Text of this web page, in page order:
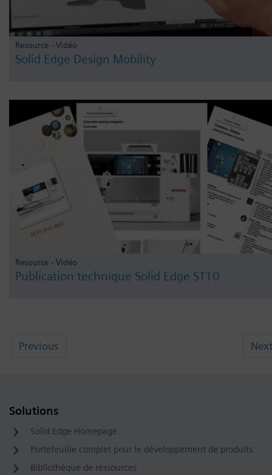
Resource - Vidéo
Solid Edge Design Mobility
Resource - Vidéo
Publication technique Solid Edge ST10
Previous Next
Solutions
Solid Edge Homepage
Portefeuille complet pour le développement de produits
Bibliothèque de ressources